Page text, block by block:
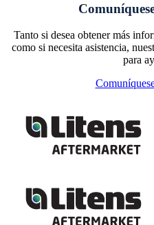
Tanto si desea obtener más
como si necesita asistencia,
para